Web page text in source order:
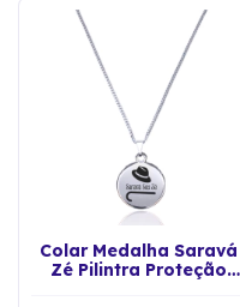
Colar Medalha Saravá
Zé Pilintra Proteção